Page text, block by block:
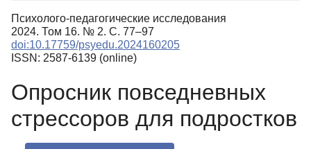
КЛЮЧЕВЫЕ СЛОВА
Регистрация
Психолого-педагогические исследования
2024. Том 16. № 2. С. 77–97
doi:10.17759/psyedu.2024160205
ISSN: 2587-6139 (online)
Опросник повседневных
стрессоров для подростков